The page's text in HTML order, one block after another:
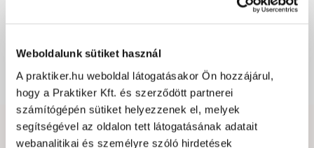
Weboldalunk sütiket használ
A praktiker.hu weboldal látogatásakor Ön hozzájárul,
hogy a Praktiker Kft. és szerződött partnerei
számítógépén sütiket helyezzenek el, melyek
segítségével az oldalon tett látogatásának adatait
webanalitikai és személyre szóló hirdetések
Dokumentumok, felelős személy
Hibát találtál az oldalon vagy a termék leírásában?